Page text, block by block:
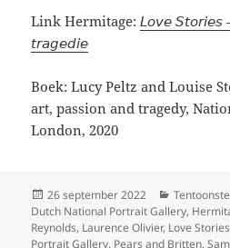
Link Hermitage:𝘓𝘰𝘷𝘦
𝘵𝘳𝘢𝘨𝘦𝘥𝘪𝘦
Boek: Lucy Peltz and Louise
art, passion and tragedy,
London, 2020
Geplaatst
op
26 september 2022
Dutch National Portrait Gallery,
Reynolds, Laurence Olivier, Love Stories
Portrait Gallery, Pears and Britten,